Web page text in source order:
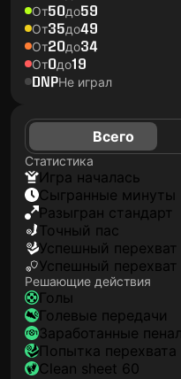
От50до59
От35до49
От20до34
От0до19
DNPНе играл
Всего
Статистика
игра началась
сыгранные минуты
разыгран стандарт
точный пас
успешный
успешный перехват
Решающие действия
голы
голевые передачи
заработанные
попытка
clean sheet 60